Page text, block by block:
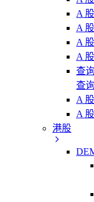
A
A
A
A
查
查询
A
A
港股